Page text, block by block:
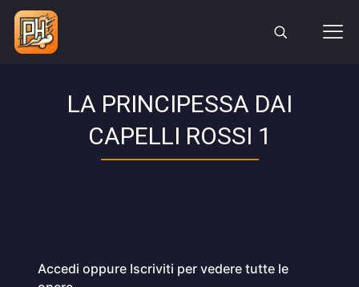
LA PRINCIPESSA DAI
CAPELLI ROSSI 1
Accedi oppure Iscriviti per vedere tutte le